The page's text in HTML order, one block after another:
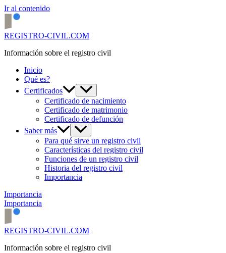
Ir al contenido
REGISTRO-CIVIL.COM
Información sobre el registro civil
Inicio
Qué es?
Certificados
Certificado de nacimiento
Certificado de matrimonio
Certificado de defunción
Saber más
Para qué sirve un registro civil
Características del registro civil
Funciones de un registro civil
Historia del registro civil
Importancia
Importancia
Importancia
REGISTRO-CIVIL.COM
Información sobre el registro civil